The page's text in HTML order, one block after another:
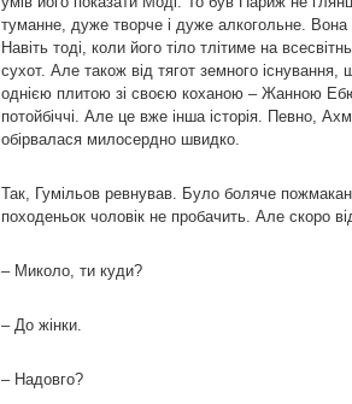
туманне, дуже творче і дуже алкогольне. Вона
Навіть тоді, коли його тіло тлітиме на
сухот. Але також від тягот земного
однією плитою зі своєю коханою – Жанною
потойбіччі. Але це вже інша історія. Певно,
обірвалася милосердно швидко.
Так, Гумільов ревнував. Було боляче
походеньок чоловік не пробачить. Але скоро
– Миколо, ти куди?
– До жінки.
– Надовго?